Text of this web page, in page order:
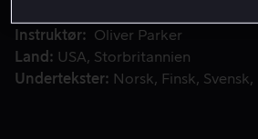
Instruktør
Oliver Parker
Land
USA
Storbritannien
Undertekster
Norsk Finsk Svensk